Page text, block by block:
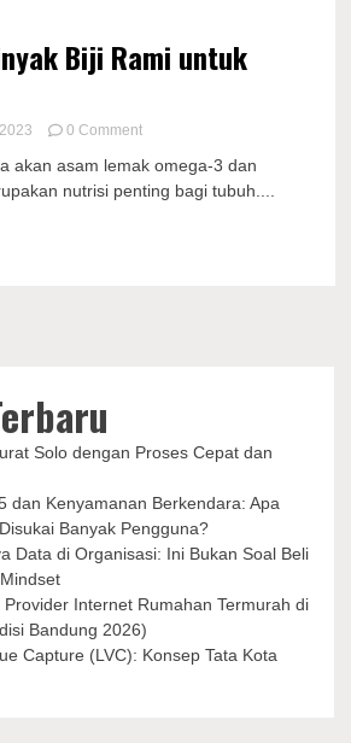
Biji Rami untuk
0 Commenton
Khasiat
Minyak
akan asam lemak omega-3 dan
nutrisi penting bagi tubuh....
Solo dengan Proses Cepat dan
dan Kenyamanan Berkendara: Apa
Banyak Pengguna?
Data di Organisasi: Ini Bukan Soal Beli
Internet Rumahan Termurah di
Bandung 2026)
Capture (LVC): Konsep Tata Kota